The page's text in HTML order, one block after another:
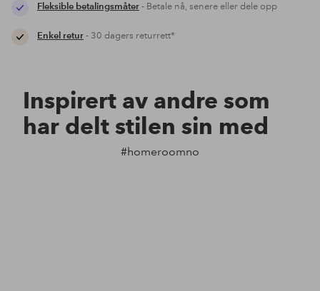
Fleksible betalingsmåter- Betale nå, senere eller dele opp
Enkel retur- 30 dagers returrett*
Inspirert av andre som
har delt stilen sin med
#homeroomno